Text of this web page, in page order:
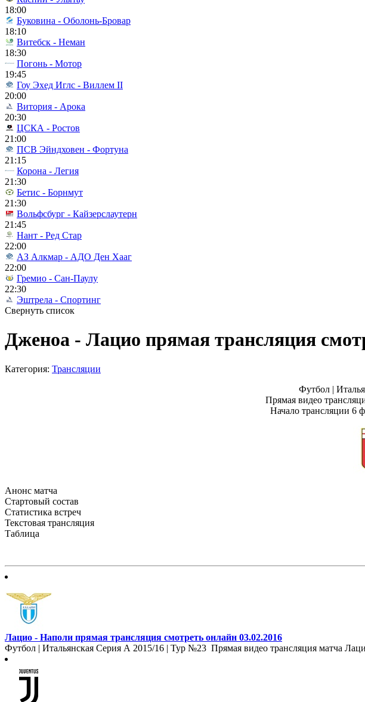
18:00
Буковина - Оболонь-Бровар
18:10
Витебск - Неман
18:30
Погонь - Мотор
19:45
Гоу Эхед Иглс - Виллем II
20:00
Витория - Арока
20:30
ЦСКА - Ростов
21:00
ПСВ Эйндховен - Фортуна
21:15
Корона - Легия
21:30
Бетис - Борнмут
21:30
Вольфсбург - Кайзерслаутерн
21:45
Нант - Ред Стар
22:00
АЗ Алкмар - АДО Ден Хааг
22:00
Гремио - Сан-Паулу
22:30
Эштрела - Спортинг
Свернуть список
Дженоа - Лацио прямая трансляция
Категория: Трансляции
Футбол |
Прямая видео
Начало трансляции 6
Анонс матча
Стартовый состав
Статистика встреч
Текстовая трансляция
Таблица
Лацио - Наполи прямая трансляция смотреть онлайн 03.02.2016
Футбол | Итальянская Серия А 2015/16 | Тур №23 Прямая видео трансляция матча